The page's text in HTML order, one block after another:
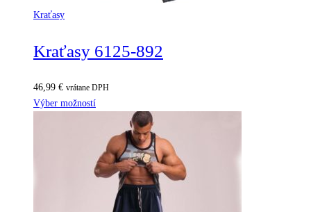
Kraťasy
Kraťasy 6125-892
46,99 € vrátane DPH
Výber možností